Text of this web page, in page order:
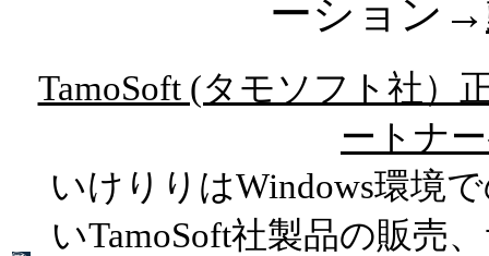
ーション→
TamoSoft (タモソフト社）
ートナ
いけりりはWindows環境
いTamoSoft社製品の販売